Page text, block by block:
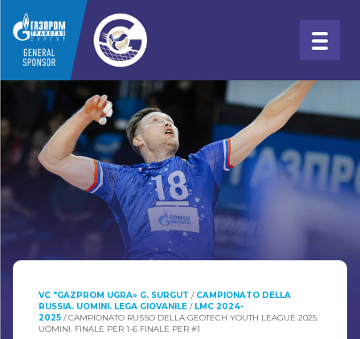
VC "GAZPROM UGRA» G. SURGUT / CAMPIONATO DELLA
RUSSIA. UOMINI. LEGA GIOVANILE / LMC 2024-
2025 /CAMPIONATO RUSSO DELLA GEOTECH YOUTH LEAGUE 2025.
UOMINI. FINALE PER 1-6 FINALE PER #1